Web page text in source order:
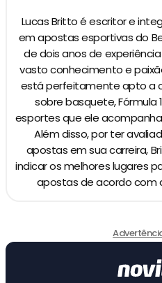
Lucas Britto é escritor e
em apostas esportivas do
de dois anos de
vasto conhecimento e
está perfeitamente apto a
sobre basquete, Fórmula
esportes que ele
Além disso, por ter
apostas em sua carreira,
indicar os melhores lugares
apostas de acordo com